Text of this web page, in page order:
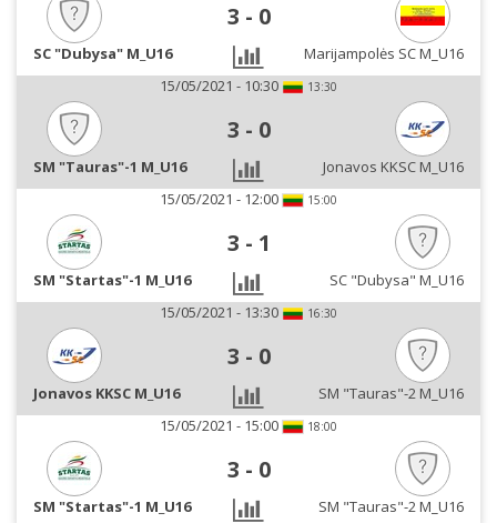
3 - 0
SC "Dubysa" M_U16
Marijampolės SC M_U16
15/05/2021 - 10:30
13:30
3 - 0
SM "Tauras"-1 M_U16
Jonavos KKSC M_U16
15/05/2021 - 12:00
15:00
3 - 1
SM "Startas"-1 M_U16
SC "Dubysa" M_U16
15/05/2021 - 13:30
16:30
3 - 0
Jonavos KKSC M_U16
SM "Tauras"-2 M_U16
15/05/2021 - 15:00
18:00
3 - 0
SM "Startas"-1 M_U16 SM "Tauras"-2 M_U16